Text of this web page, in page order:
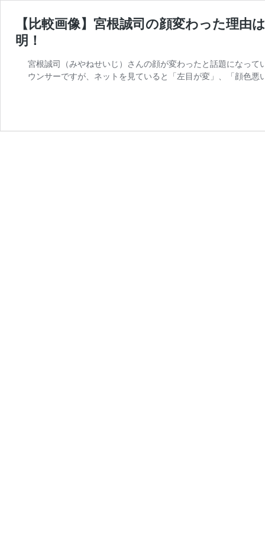
【比較画像】宮根誠司の顔変わった理
明！
宮根誠司（みやねせいじ）さんの顔が変わったと話題になっ
ウンサーですが、ネットを見ていると「左目が変」、「顔色